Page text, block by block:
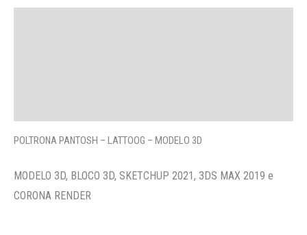
POLTRONA PANTOSH – LATTOOG – MODELO 3D
MODELO 3D, BLOCO 3D, SKETCHUP 2021, 3DS MAX 2019 e
CORONA RENDER